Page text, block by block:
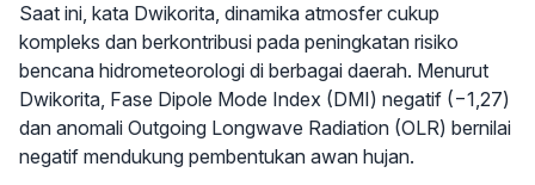
Saat ini, kata Dwikorita, dinamika atmosfer cukup
kompleks dan berkontribusi pada peningkatan risiko
bencana hidrometeorologi di berbagai daerah. Menurut
Dwikorita, Fase Dipole Mode Index (DMI) negatif (−1,27)
dan anomali Outgoing Longwave Radiation (OLR) bernilai
negatif mendukung pembentukan awan hujan.